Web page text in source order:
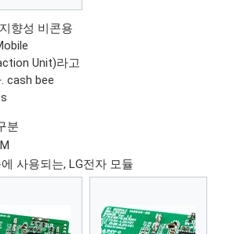
향성 비콘용
Unit)라고
cash bee
분
사용되는, LG전자 모듈